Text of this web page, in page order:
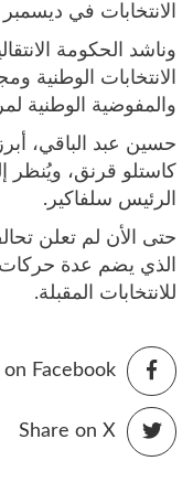
الانتخابات في ديسمبر
وناشد الحكومة
الانتخابات الوطنية
والمفوضية الوطنية
حسين عبد الباقي،
كاستلو قرنق،
الرئيس سلفاكير.
حتى الأن لم تعلن
الذي يضم عدة حركات
للانتخابات المقبلة.
on Facebook
Share on X